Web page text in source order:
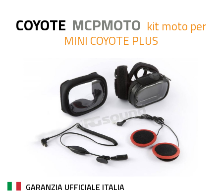
COYOTE MCPMOTO kit moto per
MINI COYOTE PLUS
GARANZIA UFFICIALE ITALIA